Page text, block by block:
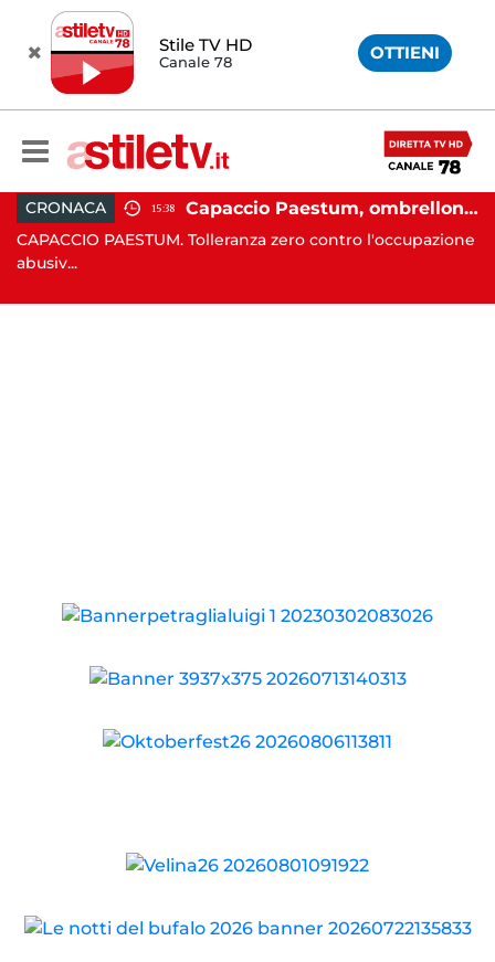
Stile TV HD
Canale 78 OTTIENI
CRONACA 15:38 Capaccio Paestum, ombrellone selvaggio: blitz della Municipale, sgomberate tutte le spiagge libere
CAPACCIO PAESTUM. Tolleranza zero contro l'occupazione
abusiv...